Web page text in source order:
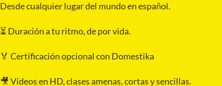
Desde cualquier lugar del mundo en español.
⏳ Duración a tu ritmo, de por vida.
🏅 Certificación opcional con Domestika
🎥 Vídeos en HD, clases amenas, cortas y sencillas.